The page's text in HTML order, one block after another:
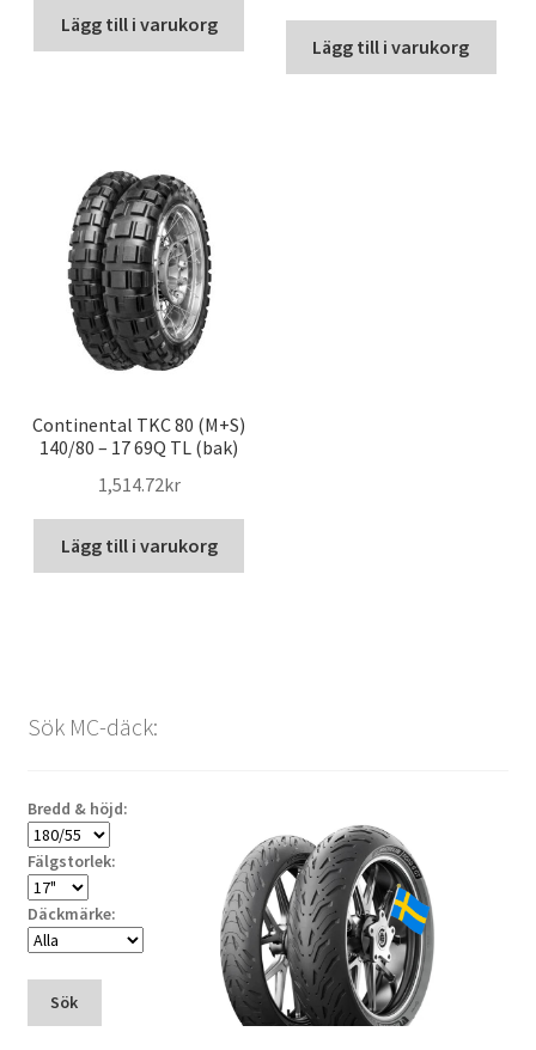
Lägg till i varukorg
Lägg till i varukorg
Continental TKC 80 (M+S)
140/80 – 17 69Q TL (bak)
1,514.72kr
Lägg till i varukorg
Sök MC-däck:
Bredd & höjd:
Fälgstorlek:
Däckmärke:
Sök